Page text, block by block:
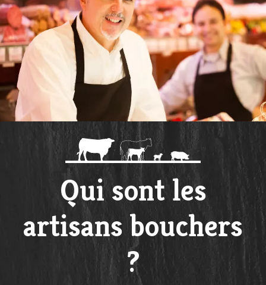
Qui sont les
artisans bouchers
?